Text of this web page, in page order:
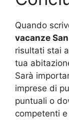
Quando
vacanze
risultati stai
tua
Sarà
imprese di
puntuali o
competenti